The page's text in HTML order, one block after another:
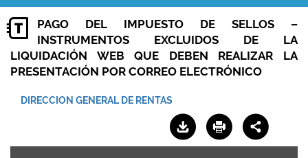
PAGO DEL IMPUESTO DE SELLOS –
INSTRUMENTOS EXCLUIDOS DE LA
LIQUIDACIÓN WEB QUE DEBEN REALIZAR LA
PRESENTACIÓN POR CORREO ELECTRÓNICO
DIRECCION GENERAL DE RENTAS